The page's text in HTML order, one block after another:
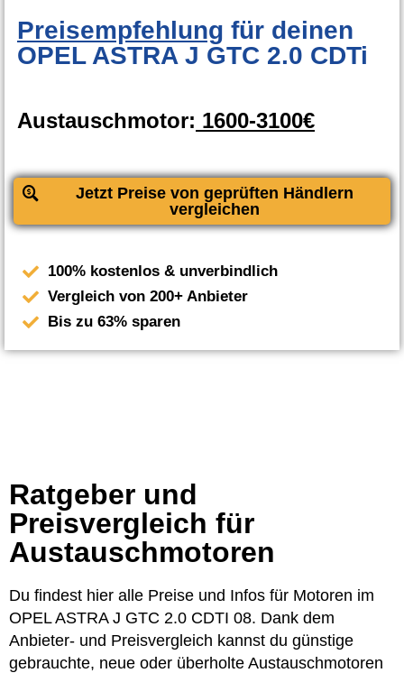
Preisempfehlung für deinen
OPEL ASTRA J GTC 2.0 CDTi
Austauschmotor: 1600-3100€
Jetzt Preise von geprüften Händlern
vergleichen
100% kostenlos & unverbindlich
Vergleich von 200+ Anbieter
Bis zu 63% sparen
Ratgeber und
Preisvergleich für
Austauschmotoren
Du findest hier alle Preise und Infos für Motoren im
OPEL ASTRA J GTC 2.0 CDTI 08. Dank dem
Anbieter- und Preisvergleich kannst du günstige
gebrauchte, neue oder überholte Austauschmotoren